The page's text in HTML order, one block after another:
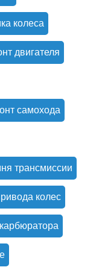
колеса
двигателя
самохода
трансмиссии
колес